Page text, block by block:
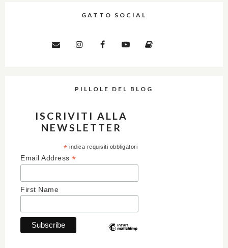
GATTO SOCIAL
PILLOLE DEL BLOG
ISCRIVITI ALLA
NEWSLETTER
* indica requisiti obbligatori
Email Address *
First Name